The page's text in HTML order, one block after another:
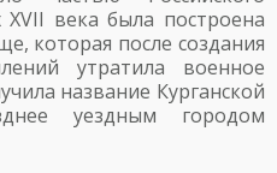
XVII века была построена
которая после создания
утратила военное
название Курганской
уездным городом